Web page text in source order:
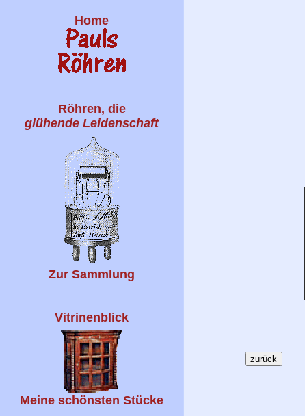
Home
Röhren, die
glühende Leidenschaft
Zur Sammlung
Vitrinenblick
Meine schönsten Stücke